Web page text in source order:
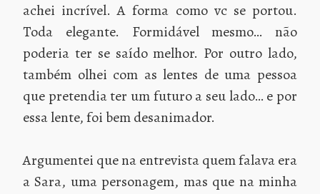
achei incrível. A forma como vc se portou.
Toda elegante. Formidável mesmo… não
poderia ter se saído melhor. Por outro lado,
também olhei com as lentes de uma pessoa
que pretendia ter um futuro a seu lado… e por
essa lente, foi bem desanimador.
Argumentei que na entrevista quem falava era
a Sara, uma personagem, mas que na minha